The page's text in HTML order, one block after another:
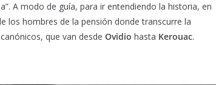
A modo de guía, para ir entendiendo la historia, en
los hombres de la pensión donde transcurre la
que van desde Ovidio hasta Kerouac.